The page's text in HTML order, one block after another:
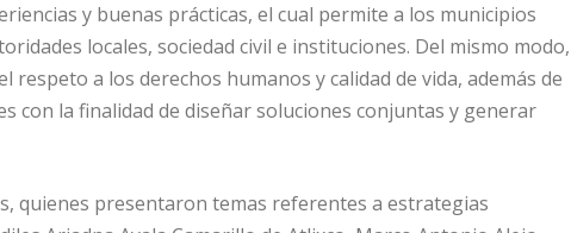
y buenas prácticas, el cual permite a los municipios
locales, sociedad civil e instituciones. Del mismo modo,
respeto a los derechos humanos y calidad de vida, además de
con la finalidad de diseñar soluciones conjuntas y generar
quienes presentaron temas referentes a estrategias